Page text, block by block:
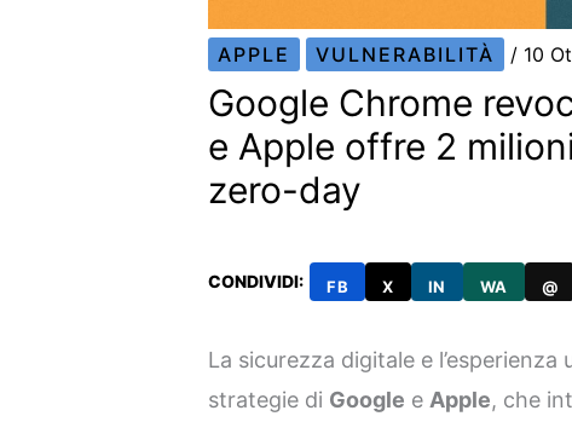
APPLE VULNERABILITÀ / 10
Google Chrome
e Apple offre 2
zero-day
CONDIVIDI: FB X IN WA @
La sicurezza digitale e
strategie di Google e Apple, che